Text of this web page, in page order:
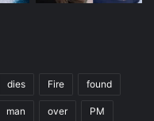
dies Fire found
man over PM